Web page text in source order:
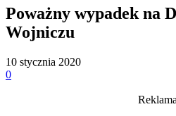
Poważny wypadek na
Wojniczu
10 stycznia 2020
0
Reklama